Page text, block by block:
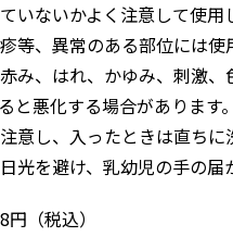
いないかよく注意して使用
等、異常のある部位には使
み、はれ、かゆみ、刺激、
と悪化する場合があります。
意し、入ったときは直ちに
光を避け、乳幼児の手の届
（税込）